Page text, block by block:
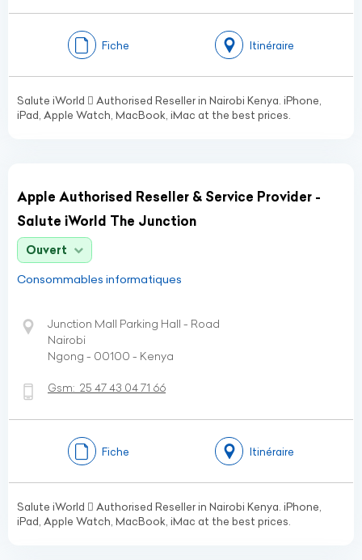
Fiche Itinéraire
Salute iWorld  Authorised Reseller in Nairobi Kenya. iPhone,
iPad, Apple Watch, MacBook, iMac at the best prices.
Apple Authorised Reseller & Service Provider -
Salute iWorld The Junction
Ouvert
Consommables informatiques
Junction Mall Parking Hall - Road
Nairobi
Ngong - 00100 - Kenya
Gsm: 25 47 43 04 71 66
Fiche Itinéraire
Salute iWorld  Authorised Reseller in Nairobi Kenya. iPhone,
iPad, Apple Watch, MacBook, iMac at the best prices.